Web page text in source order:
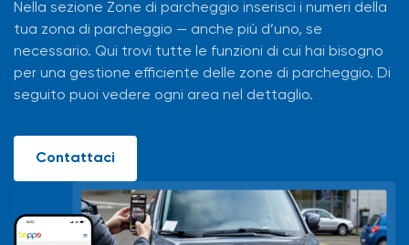
Nella sezione Zone di parcheggio inserisci i numeri della
tua zona di parcheggio — anche più d’uno, se
necessario. Qui trovi tutte le funzioni di cui hai bisogno
per una gestione efficiente delle zone di parcheggio. Di
seguito puoi vedere ogni area nel dettaglio.
Contattaci